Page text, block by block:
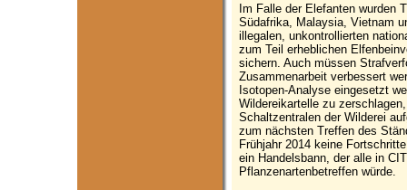
Im Falle der Elefanten wurden
Südafrika, Malaysia, Vietnam
illegalen, unkontrollierten
zum Teil erheblichen
sichern. Auch müssen
Zusammenarbeit verbessert
Isotopen-Analyse eingesetzt
Wildereikartelle zu
Schaltzentralen der Wilderei
zum nächsten Treffen des
Frühjahr 2014 keine
ein Handelsbann, der alle in
Pflanzenartenbetreffen würde.